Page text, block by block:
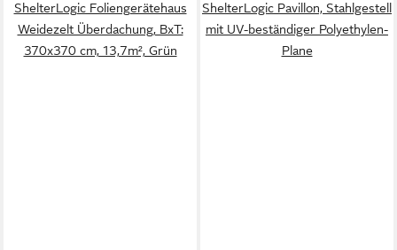
ShelterLogic Foliengerätehaus
Weidezelt Überdachung, BxT:
370x370 cm, 13,7m², Grün
ShelterLogic Pavillon, Stahlgestell
mit UV-beständiger Polyethylen-
Plane